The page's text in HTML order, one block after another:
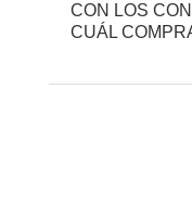
CON LOS
CUÁL